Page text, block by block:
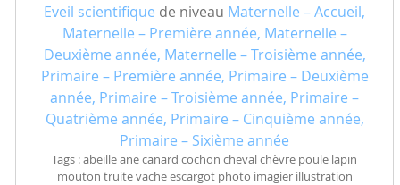
Eveil scientifique de niveau Maternelle – Accueil,
Maternelle – Première année, Maternelle –
Deuxième année, Maternelle – Troisième année,
Primaire – Première année, Primaire – Deuxième
année, Primaire – Troisième année, Primaire –
Quatrième année, Primaire – Cinquième année,
Primaire – Sixième année
Tags : abeille ane canard cochon cheval chèvre poule lapin
mouton truite vache escargot photo imagier illustration